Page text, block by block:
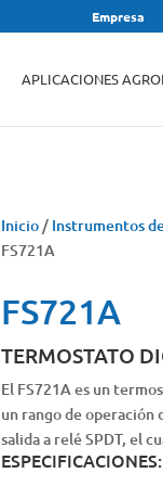
Empresa
APLICACIONES
Búsqueda
Inicio/ Instrumentos
FS721A
FS721A
TERMOSTATO
El FS721A es un
un rango de operación
salida a relé SPDT, el
ESPECIFICACIONES: